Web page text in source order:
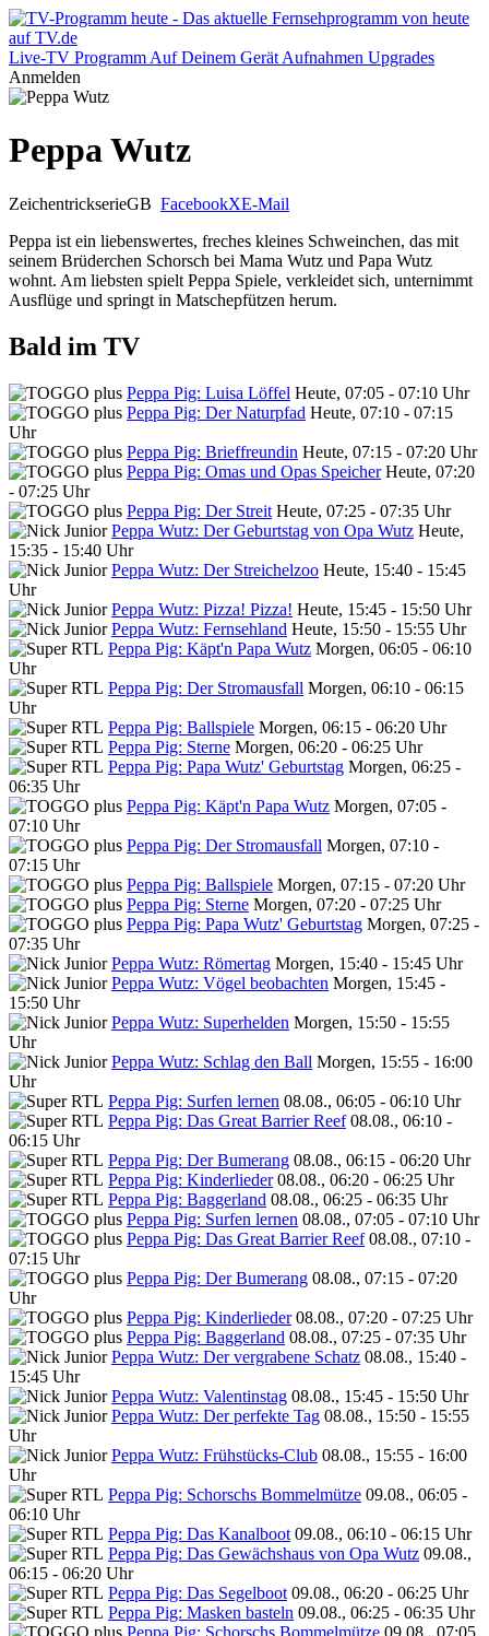
Live-TV Programm Auf Deinem Gerät Aufnahmen Upgrades
Anmelden
Peppa Wutz
ZeichentrickserieGB FacebookXE-Mail
Peppa ist ein liebenswertes, freches kleines Schweinchen, das mit
seinem Brüderchen Schorsch bei Mama Wutz und Papa Wutz
wohnt. Am liebsten spielt Peppa Spiele, verkleidet sich, unternimmt
Ausflüge und springt in Matschepfützen herum.
Bald im TV
Peppa Pig: Luisa Löffel Heute, 07:05 - 07:10 Uhr
Peppa Pig: Der Naturpfad Heute, 07:10 - 07:15
Uhr
Peppa Pig: Brieffreundin Heute, 07:15 - 07:20 Uhr
Peppa Pig: Omas und Opas Speicher Heute, 07:20
- 07:25 Uhr
Peppa Pig: Der Streit Heute, 07:25 - 07:35 Uhr
Peppa Wutz: Der Geburtstag von Opa Wutz Heute,
15:35 - 15:40 Uhr
Peppa Wutz: Der Streichelzoo Heute, 15:40 - 15:45
Uhr
Peppa Wutz: Pizza! Pizza! Heute, 15:45 - 15:50 Uhr
Peppa Wutz: Fernsehland Heute, 15:50 - 15:55 Uhr
Peppa Pig: Käpt'n Papa Wutz Morgen, 06:05 - 06:10
Uhr
Peppa Pig: Der Stromausfall Morgen, 06:10 - 06:15
Uhr
Peppa Pig: Ballspiele Morgen, 06:15 - 06:20 Uhr
Peppa Pig: Sterne Morgen, 06:20 - 06:25 Uhr
Peppa Pig: Papa Wutz' Geburtstag Morgen, 06:25 -
06:35 Uhr
Peppa Pig: Käpt'n Papa Wutz Morgen, 07:05 -
07:10 Uhr
Peppa Pig: Der Stromausfall Morgen, 07:10 -
07:15 Uhr
Peppa Pig: Ballspiele Morgen, 07:15 - 07:20 Uhr
Peppa Pig: Sterne Morgen, 07:20 - 07:25 Uhr
Peppa Pig: Papa Wutz' Geburtstag Morgen, 07:25 -
07:35 Uhr
Peppa Wutz: Römertag Morgen, 15:40 - 15:45 Uhr
Peppa Wutz: Vögel beobachten Morgen, 15:45 -
15:50 Uhr
Peppa Wutz: Superhelden Morgen, 15:50 - 15:55
Uhr
Peppa Wutz: Schlag den Ball Morgen, 15:55 - 16:00
Uhr
Peppa Pig: Surfen lernen 08.08., 06:05 - 06:10 Uhr
Peppa Pig: Das Great Barrier Reef 08.08., 06:10 -
06:15 Uhr
Peppa Pig: Der Bumerang 08.08., 06:15 - 06:20 Uhr
Peppa Pig: Kinderlieder 08.08., 06:20 - 06:25 Uhr
Peppa Pig: Baggerland 08.08., 06:25 - 06:35 Uhr
Peppa Pig: Surfen lernen 08.08., 07:05 - 07:10 Uhr
Peppa Pig: Das Great Barrier Reef 08.08., 07:10 -
07:15 Uhr
Peppa Pig: Der Bumerang 08.08., 07:15 - 07:20
Uhr
Peppa Pig: Kinderlieder 08.08., 07:20 - 07:25 Uhr
Peppa Pig: Baggerland 08.08., 07:25 - 07:35 Uhr
Peppa Wutz: Der vergrabene Schatz 08.08., 15:40 -
15:45 Uhr
Peppa Wutz: Valentinstag 08.08., 15:45 - 15:50 Uhr
Peppa Wutz: Der perfekte Tag 08.08., 15:50 - 15:55
Uhr
Peppa Wutz: Frühstücks-Club 08.08., 15:55 - 16:00
Uhr
Peppa Pig: Schorschs Bommelmütze 09.08., 06:05 -
06:10 Uhr
Peppa Pig: Das Kanalboot 09.08., 06:10 - 06:15 Uhr
Peppa Pig: Das Gewächshaus von Opa Wutz 09.08.,
06:15 - 06:20 Uhr
Peppa Pig: Das Segelboot 09.08., 06:20 - 06:25 Uhr
Peppa Pig: Masken basteln 09.08., 06:25 - 06:35 Uhr
Peppa Pig: Schorschs Bommelmütze 09.08., 07:05